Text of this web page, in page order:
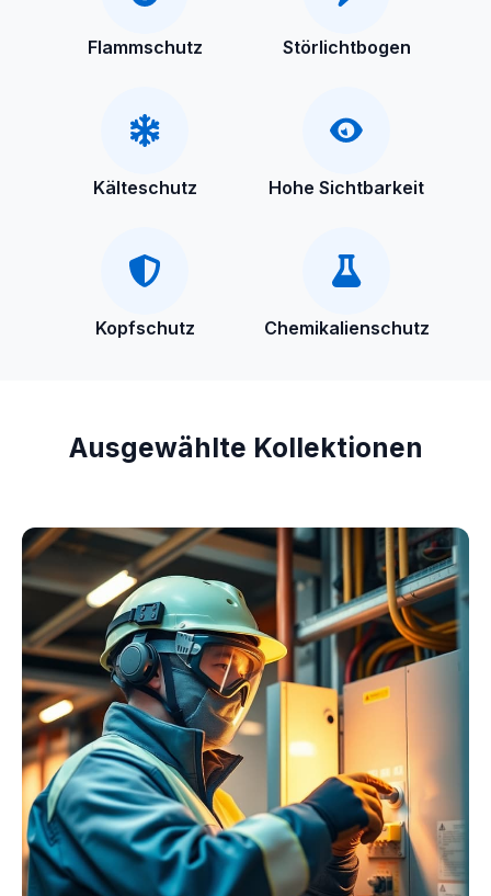
Flammschutz Störlichtbogen
Kälteschutz Hohe Sichtbarkeit
Kopfschutz Chemikalienschutz
Ausgewählte Kollektionen